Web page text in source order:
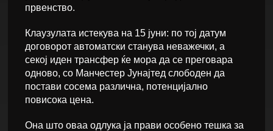
првенство.
Клаузулата истекува на 15 јуни: по тој датум
договорот автоматски станува неважечки, а
секој иден трансфер ќе мора да се преговара
одново, со Манчестер Јунајтед слободен да
постави сосема различна, потенцијално
повисока цена.
Она што оваа одлука ја прави особено тешка за